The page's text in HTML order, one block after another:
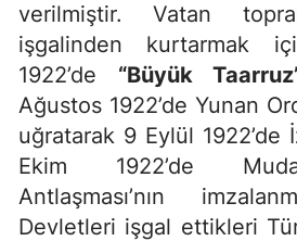
verilmiştir. Vatan
işgalinden kurtarmak
1922’de “Büyük
Ağustos 1922’de Yunan
uğratarak 9 Eylül 1922’de
Ekim 1922’de
Antlaşması’nın
Devletleri işgal ettikleri